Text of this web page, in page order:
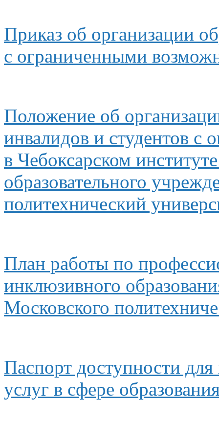
Приказ об организации
с ограниченными
Положение об
инвалидов и студентов с
в Чебоксарском
образовательного
политехнический
План работы по
инклюзивного
Московского
Паспорт доступности
услуг в сфере